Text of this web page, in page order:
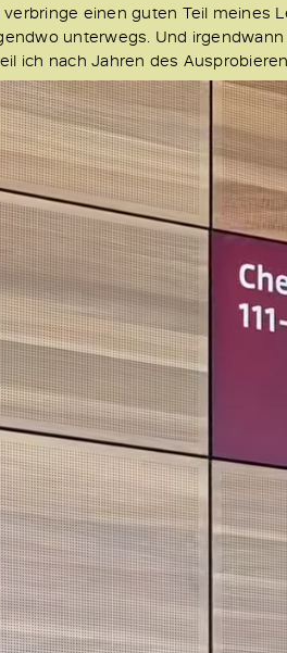
einen guten Teil meines
unterwegs. Und
ich nach Jahren des